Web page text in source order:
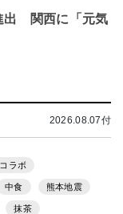
出 関西に「元気
2026.08.07付
コラボ
中食 熊本地震
抹茶